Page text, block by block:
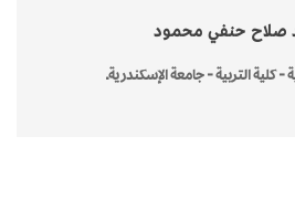
صلاح حنفي محمود
- كلية التربية - جامعة الإسكندرية.